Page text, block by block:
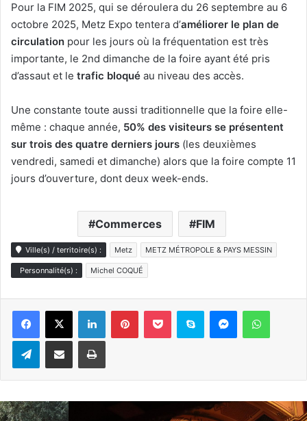
Pour la FIM 2025, qui se déroulera du 26 septembre au 6
octobre 2025, Metz Expo tentera d’améliorer le plan de
circulation pour les jours où la fréquentation est très
importante, le 2nd dimanche de la foire ayant été pris
d’assaut et le trafic bloqué au niveau des accès.
Une constante toute aussi traditionnelle que la foire elle-
même : chaque année, 50% des visiteurs se présentent
sur trois des quatre derniers jours (les deuxièmes
vendredi, samedi et dimanche) alors que la foire compte 11
jours d’ouverture, dont deux week-ends.
Commerces FIM
Ville(s) / territoire(s) : Metz METZ MÉTROPOLE & PAYS MESSIN
Personnalité(s) : Michel COQUÉ
LinkedinPinterestPocket Skype Messenger
TelegramPartager par e-mail Imprimer